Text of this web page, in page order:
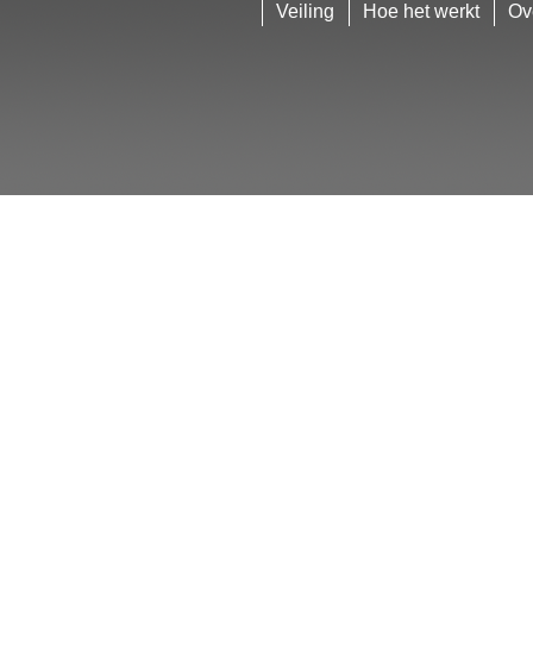
Veiling Hoe het werkt